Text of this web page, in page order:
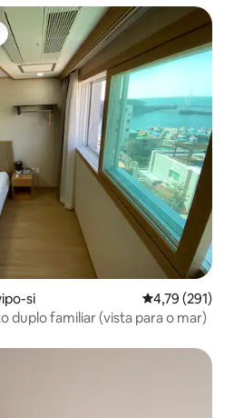
OTT
si 4,79 de uma
4,79 (291)
duplo familiar (vista para o mar)